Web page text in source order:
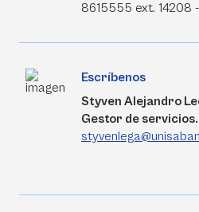
8615555 ext. 14208
Escríbenos
Styven Alejandro
Gestor de servicios.